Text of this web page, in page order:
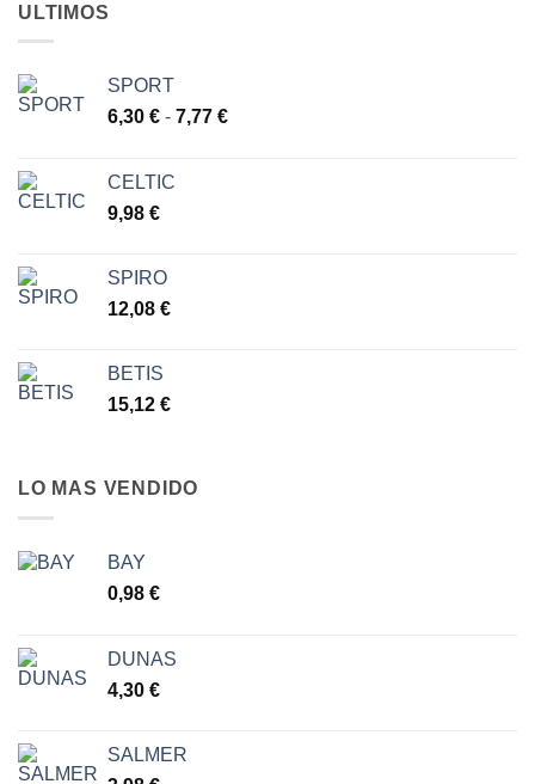
ULTIMOS
SPORT
6,30 € - 7,77 €Rango
CELTIC
9,98 €
SPIRO
12,08 €
BETIS
15,12 €
LO MAS VENDIDO
BAY
0,98 €
DUNAS
4,30 €
SALMER